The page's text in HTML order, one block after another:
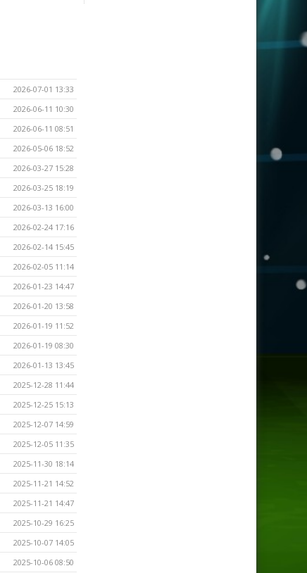
2026-07-01 13:33
2026-06-11 10:30
2026-06-11 08:51
2026-05-06 18:52
2026-03-27 15:28
2026-03-25 18:19
2026-03-13 16:00
2026-02-24 17:16
2026-02-14 15:45
2026-02-05 11:14
2026-01-23 14:47
2026-01-20 13:58
2026-01-19 11:52
2026-01-19 08:30
2026-01-13 13:45
2025-12-28 11:44
2025-12-25 15:13
2025-12-07 14:59
2025-12-05 11:35
2025-11-30 18:14
2025-11-21 14:52
2025-11-21 14:47
2025-10-29 16:25
2025-10-07 14:05
2025-10-06 08:50